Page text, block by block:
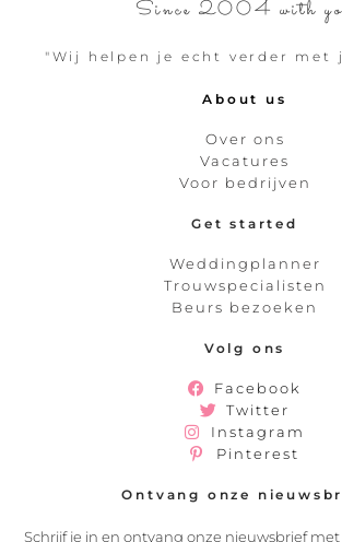
Since 2004 with
"Wij helpen je echt verder met
About us
Over ons
Vacatures
Voor bedrijven
Get started
Weddingplanner
Trouwspecialisten
Beurs bezoeken
Volg ons
Facebook
Twitter
Instagram
Pinterest
Ontvang onze
Schrijf je in en ontvang onze nieuwsbrief met